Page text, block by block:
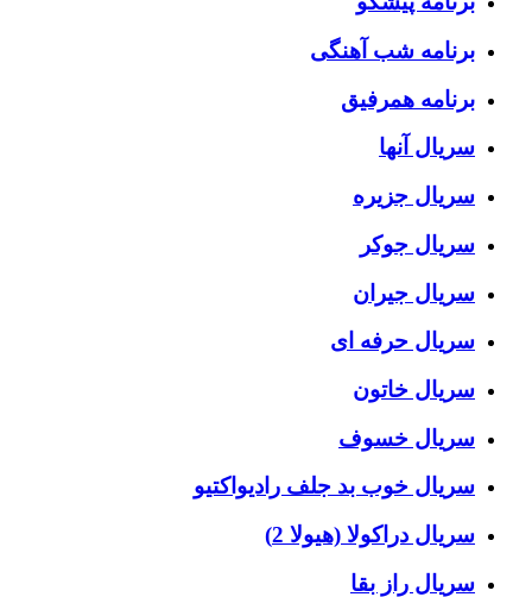
برنامه شب آهنگی
برنامه همرفیق
سریال آنها
سریال جزیره
سریال جوکر
سریال جیران
سریال حرفه ای
سریال خاتون
سریال خسوف
سریال خوب بد جلف رادیواکتیو
سریال دراکولا (هیولا 2)
سریال راز بقا